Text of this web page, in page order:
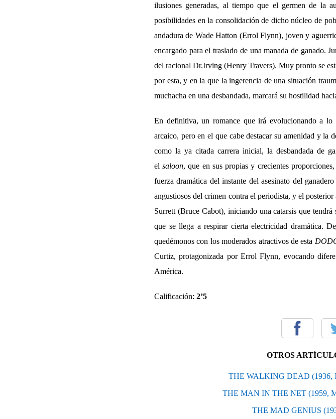
ilusiones generadas, al tiempo que el germen de la
posibilidades en la consolidación de dicho núcleo de
andadura de Wade Hatton (Errol Flynn), joven y
encargado para el traslado de una manada de
del racional Dr.Irving (Henry Travers). Muy pronto se
por esta, y en la que la ingerencia de una situación
muchacha en una desbandada, marcará su hostilidad
En definitiva, un romance que irá evolucionando a
arcaico, pero en el que cabe destacar su amenidad y la
como la ya citada carrera inicial, la desbandada de
elsaloon, que en sus propias y crecientes
fuerza dramática del instante del asesinato del
angustiosos del crimen contra el periodista, y el
Surrett (Bruce Cabot), iniciando una catarsis que
que se llega a respirar cierta electricidad dramática.
quedémonos con los moderados atractivos de esta
Curtiz, protagonizada por Errol Flynn, evocando
América.
Calificación: 2’5
OTROS
THE WALKING DEAD (1936,
THE MAN IN THE NET (1959,
THE MAD GENIUS